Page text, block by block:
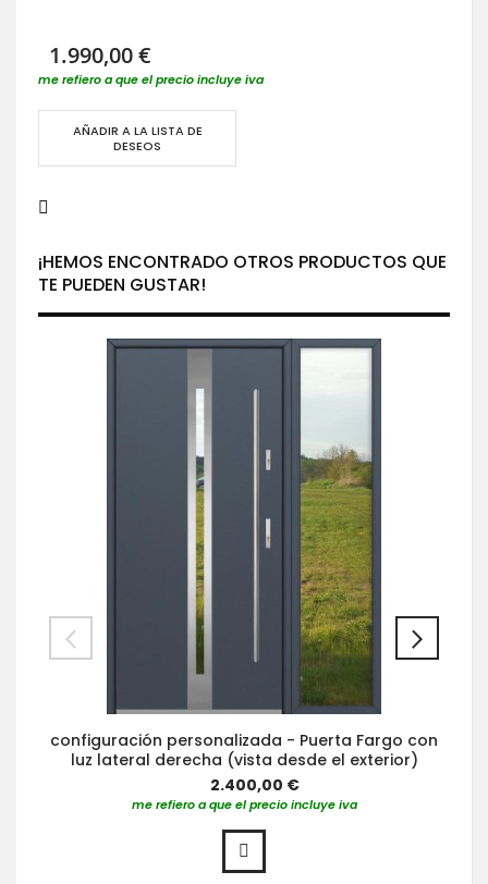
1.990,00 €
me refiero a que el precio incluye iva
AÑADIR A LA LISTA DE
DESEOS
¡HEMOS ENCONTRADO OTROS PRODUCTOS QUE
TE PUEDEN GUSTAR!
configuración personalizada - Puerta Fargo con
luz lateral derecha (vista desde el exterior)
2.400,00 €
me refiero a que el precio incluye iva